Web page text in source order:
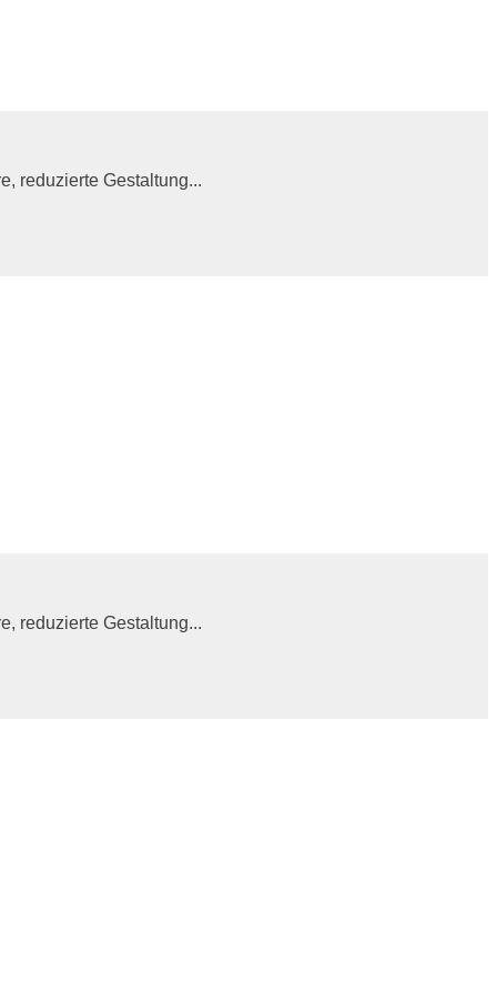
reduzierte Gestaltung...
reduzierte Gestaltung...